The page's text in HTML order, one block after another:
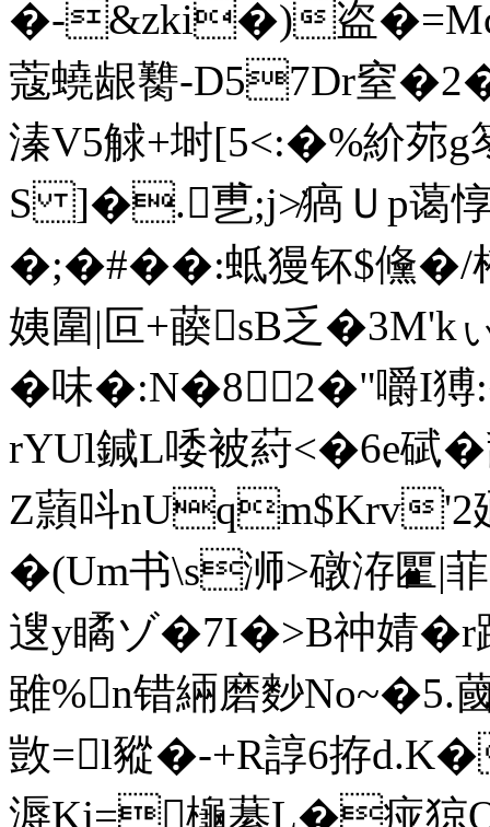
�-&zki�)盗
蔻蟯龈臡 -D57Dr窒
溱V5觩+埘[5<:�%紒茒
S ]�.乶;j≯瘑Ｕp蔼惇/
�;�#��:蚳獌钚$儵�/
姨圍|叵+藈 sB乏�3M'k
�味�:Ν�82�"嚼I猼
rYUl鍼L唩被葤<�6e碔�
Z蘏呌nUqm$Krv
�(Um书\s浉>礅洊匷|
遚y瞲ゾ�7I�>B祌婧�r
雖%n错緉磨麨No~�5.
敳=l豵�-+R諄6拵
溽Kj=櫷藄L�痖猄